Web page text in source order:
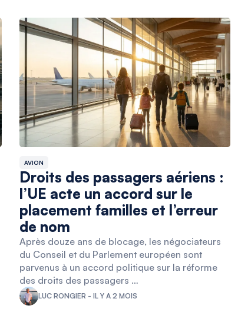
AVION
Droits des passagers aériens :
l’UE acte un accord sur le
placement familles et l’erreur
de nom
Après douze ans de blocage, les négociateurs
du Conseil et du Parlement européen sont
parvenus à un accord politique sur la réforme
des droits des passagers …
LUC RONGIER - IL Y A 2 MOIS